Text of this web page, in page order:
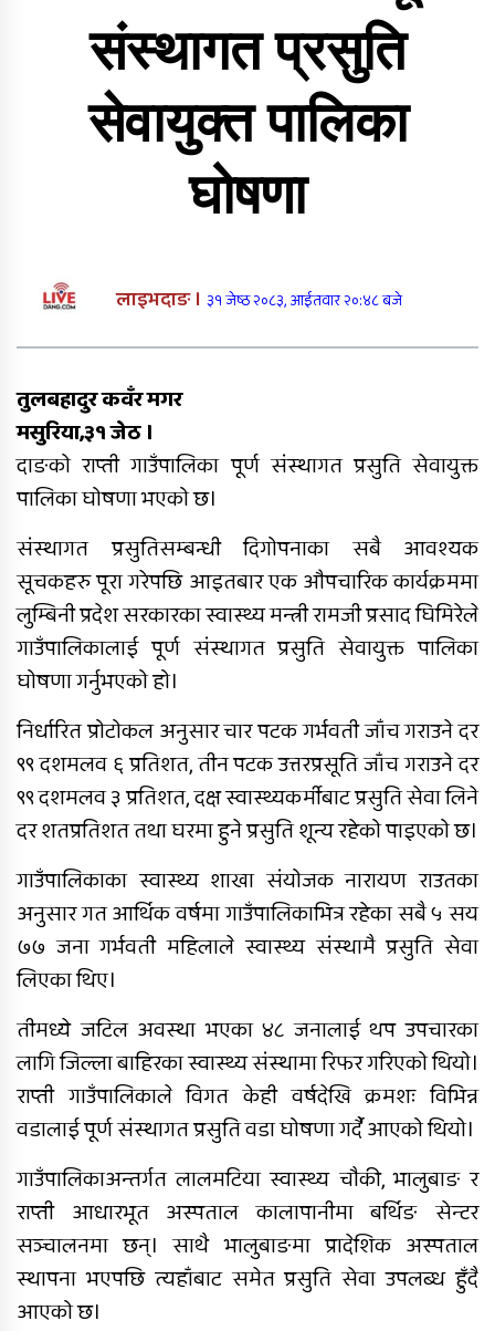
सगरमाथाको प्रयासः विद्यार्थीको दैलोमा
शिक्षक
रेडक्रस शिक्षक नायकलाई डेङ्गु
रोकथामबारे अभिमुखीकरण
तीन दिनदेखि बेपत्ता पूर्वमेयर किरण सिंह
मृत फेला
दुर्घटना, डेढ महिने शिशुको मृत्यु
तुलसीपरमा दुग्ध व्यवसायी संघको नयाँ
कार्यसमिति चयन
बबईमा निःशुल्क स्वास्थ्य शिविर, पाँच
सयभन्दा बढीले लिए सेवा
सिमलखुटीमा नवनिर्मित सार्वजनिक
प्रतीक्षालय उद्घाटन
सल्यानमा शिकार खेल्दा गोली लागेर
एकको मृत्यु, छ जना पक्राउ
दुर्घटनाबाट मृत्यु भएकी कल्पनाको
अन्तयष्टी
संस्थागत प्रसुति
सेवायुक्त पालिका
घोषणा
लाइभदाङ । ३१ जेष्ठ २०८३, आईतवार २०:४८ बजे
तुलबहादुर कवँर मगर
मसुरिया,३१ जेठ ।
दाङको राप्ती गाउँपालिका पूर्ण संस्थागत प्रसुति सेवायुक्त
पालिका घोषणा भएको छ।
संस्थागत प्रसुतिसम्बन्धी दिगोपनाका सबै आवश्यक
सूचकहरु पूरा गरेपछि आइतबार एक औपचारिक कार्यक्रममा
लुम्बिनी प्रदेश सरकारका स्वास्थ्य मन्त्री रामजी प्रसाद घिमिरेले
गाउँपालिकालाई पूर्ण संस्थागत प्रसुति सेवायुक्त पालिका
घोषणा गर्नुभएको हो।
निर्धारित प्रोटोकल अनुसार चार पटक गर्भवती जाँच गराउने दर
९९ दशमलव ६ प्रतिशत, तीन पटक उत्तरप्रसूति जाँच गराउने दर
९९ दशमलव ३ प्रतिशत, दक्ष स्वास्थ्यकर्मीबाट प्रसुति सेवा लिने
दर शतप्रतिशत तथा घरमा हुने प्रसुति शून्य रहेको पाइएको छ।
गाउँपालिकाका स्वास्थ्य शाखा संयोजक नारायण राउतका
अनुसार गत आर्थिक वर्षमा गाउँपालिकाभित्र रहेका सबै ५ सय
७७ जना गर्भवती महिलाले स्वास्थ्य संस्थामै प्रसुति सेवा
लिएका थिए।
तीमध्ये जटिल अवस्था भएका ४८ जनालाई थप उपचारका
लागि जिल्ला बाहिरका स्वास्थ्य संस्थामा रिफर गरिएको थियो।
राप्ती गाउँपालिकाले विगत केही वर्षदेखि क्रमशः विभिन्न
वडालाई पूर्ण संस्थागत प्रसुति वडा घोषणा गर्दै आएको थियो।
गाउँपालिकाअन्तर्गत लालमटिया स्वास्थ्य चौकी, भालुबाङ र
राप्ती आधारभूत अस्पताल कालापानीमा बर्थिङ सेन्टर
सञ्चालनमा छन्। साथै भालुबाङमा प्रादेशिक अस्पताल
स्थापना भएपछि त्यहाँबाट समेत प्रसुति सेवा उपलब्ध हुँदै
आएको छ।